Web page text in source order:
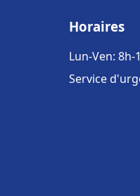
Horaires
Lun-Ven: 8h-
Service